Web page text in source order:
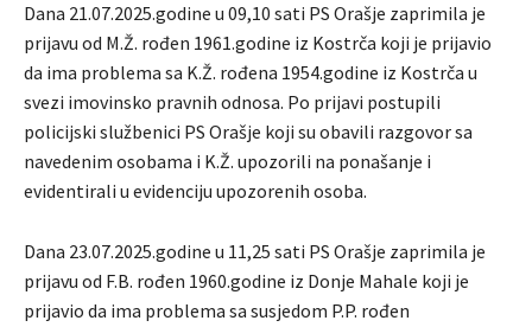
Dana 21.07.2025.godine u 09,10 sati PS Orašje zaprimila je
prijavu od M.Ž. rođen 1961.godine iz Kostrča koji je prijavio
da ima problema sa K.Ž. rođena 1954.godine iz Kostrča u
svezi imovinsko pravnih odnosa. Po prijavi postupili
policijski službenici PS Orašje koji su obavili razgovor sa
navedenim osobama i K.Ž. upozorili na ponašanje i
evidentirali u evidenciju upozorenih osoba.
Dana 23.07.2025.godine u 11,25 sati PS Orašje zaprimila je
prijavu od F.B. rođen 1960.godine iz Donje Mahale koji je
prijavio da ima problema sa susjedom P.P. rođen